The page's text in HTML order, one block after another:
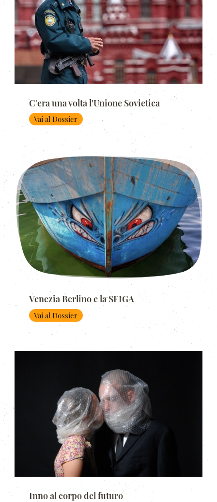
C'era una volta l'Unione Sovietica
Vai al Dossier
Venezia Berlino e la SFIGA
Vai al Dossier
Inno al corpo del futuro